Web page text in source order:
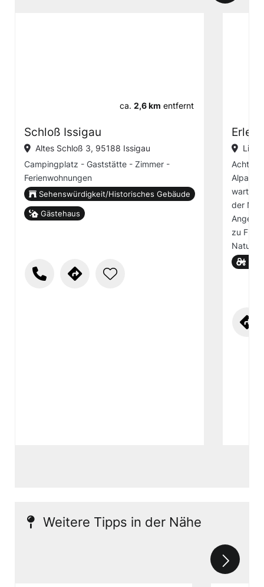
ca. 2,6 km entfernt
Schloß Issigau
Altes Schloß 3, 95188 Issigau
Campingplatz - Gaststätte - Zimmer -
Ferienwohnungen
Sehenswürdigkeit/Historisches Gebäude
Gästehaus
warten
der
zu
Weitere Tipps in der Nähe